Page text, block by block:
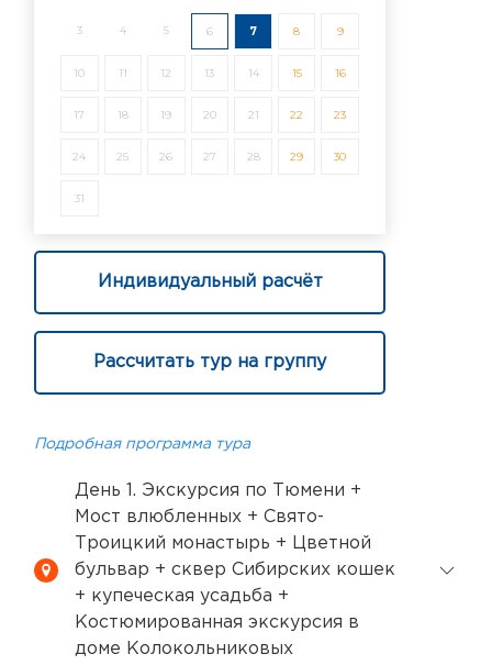
3 4 5 6 7 8 9
10 11 12 13 14 15 16
17 18 19 20 21 22 23
24 25 26 27 28 29 30
31
Индивидуальный расчёт
Рассчитать тур на группу
Подробная программа тура
День 1. Экскурсия по Тюмени +
Мост влюбленных + Свято-
Троицкий монастырь + Цветной
бульвар + сквер Сибирских кошек
+ купеческая усадьба +
Костюмированная экскурсия в
доме Колокольниковых